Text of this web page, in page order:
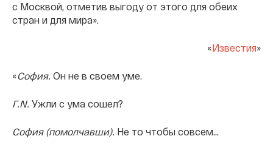
с Москвой, отметив выгоду от этого для обеих
стран и для мира».
«Известия»
«София. Он не в своем уме.
Г.N. Ужли с ума сошел?
София (помолчавши). Не то чтобы совсем...